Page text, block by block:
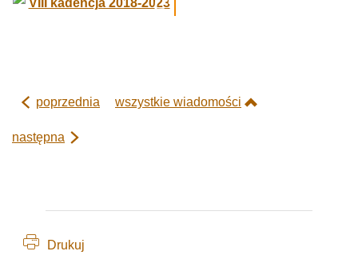
poprzednia wszystkie wiadomości
następna
Drukuj